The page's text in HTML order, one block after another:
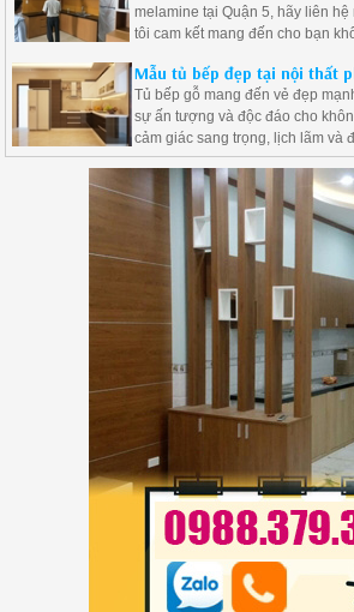
melamine tại Quận 5, hãy liên
tôi cam kết mang đến cho bạn
Mẫu tủ bếp đẹp tại nội thất
Tủ bếp gỗ mang đến vẻ đẹp
sự ấn tượng và độc đáo cho
cảm giác sang trọng, lịch lãm và